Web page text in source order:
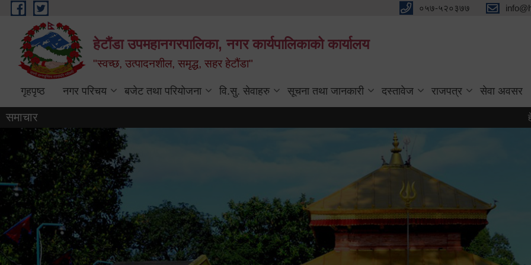
Skip to main content ०५७-५२०३७७
हेटौंडा उपमहानगरपालिका, नगर कार्यपालिकाको कार्यालय
"स्वच्छ, उत्पादनशील, समृद्ध, सहर हेटौंडा"
गृहपृष्ठ नगर परिचय बजेट तथा परियोजना वि.सु. सेवाहरु सूचना तथा जानकारी दस्तावेज राजपत्र सेवा अवसर
समाचार हेटौंडा